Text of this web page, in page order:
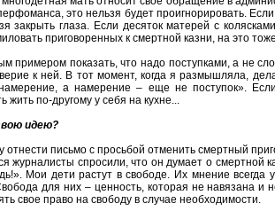
это нельзя будет проигнорировать.
закрыть глаза. Если десяток матерей с
приговоренных к смертной казни, на это
примером показать, что надо поступками, а не
к ней. В тот момент, когда я размышляла,
а намерение – еще не поступок».
жить по-другому у себя на кухне...
идею?
письмо с просьбой отменить смертный
журналисты спросили, что он думает о смертной
Мои дети растут в свободе. Их мнение всегда
для них – ценность, которая не навязана и
свое право на свободу в случае необходимости.